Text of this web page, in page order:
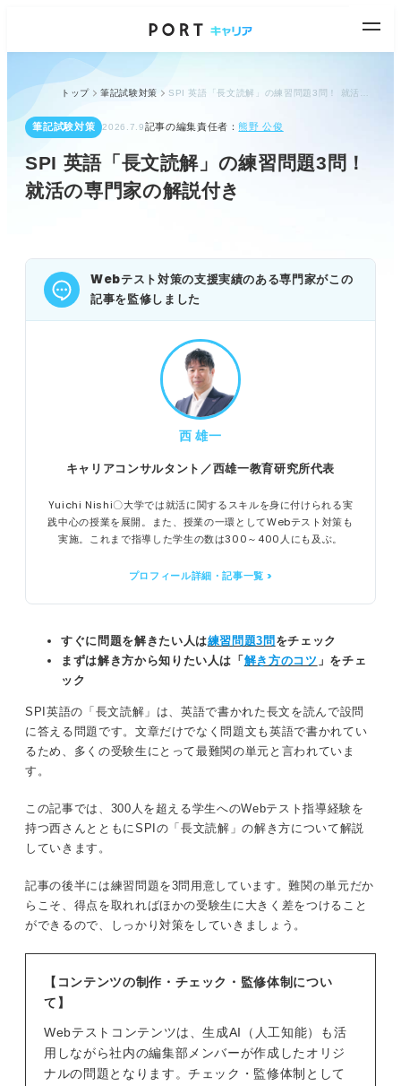
トップ 筆記試験対策
筆記試験対策 2026.7.9記事の編集責任者：熊野 公俊
SPI 英語「長文読解」の練習問題3問！
就活の専門家の解説付き
Webテスト対策の支援実績のある専門家がこの
記事を監修しました
西 雄一
キャリアコンサルタント／西雄一教育研究所代表
Yuichi Nishi〇大学では就活に関するスキルを身に付けられる実
践中心の授業を展開。また、授業の一環としてWebテスト対策も
実施。これまで指導した学生の数は300～400人にも及ぶ。
プロフィール詳細・記事一覧 >
すぐに問題を解きたい人は練習問題3問 をチェック
まずは解き方から知りたい人は「 解き方のコツ 」をチェ
ック
SPI英語の「長文読解」は、英語で書かれた長文を読んで設問
に答える問題です。文章だけでなく問題文も英語で書かれてい
るため、多くの受験生にとって最難関の単元と言われていま
す。
この記事では、300人を超える学生へのWebテスト指導経験を
持つ西さんとともにSPIの「長文読解」の解き方について解説
していきます。
記事の後半には練習問題を3問用意しています。難関の単元だか
らこそ、得点を取れればほかの受験生に大きく差をつけること
ができるので、しっかり対策をしていきましょう。
【コンテンツの制作・チェック・監修体制につい
て】
Webテストコンテンツは、生成AI（人工知能）も活
用しながら社内の編集部メンバーが作成したオリジ
ナルの問題となります。チェック・監修体制として